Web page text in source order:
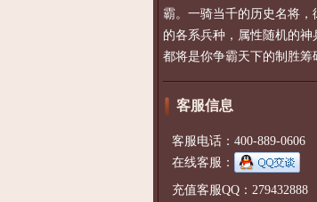
霸。一骑当千的历史名将，
的各系兵种，属性随机的神
都将是你争霸天下的制胜筹
客服信息
客服电话：400-889-0606
在线客服：
充值客服QQ：279432888